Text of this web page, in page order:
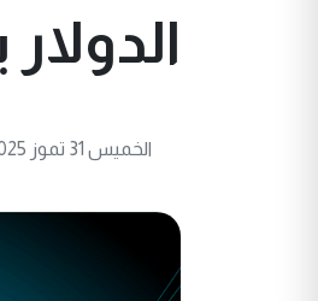
الخميس 31 تموز 2025